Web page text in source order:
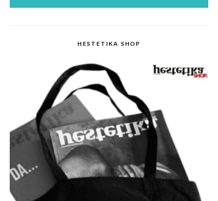
HESTETIKA SHOP